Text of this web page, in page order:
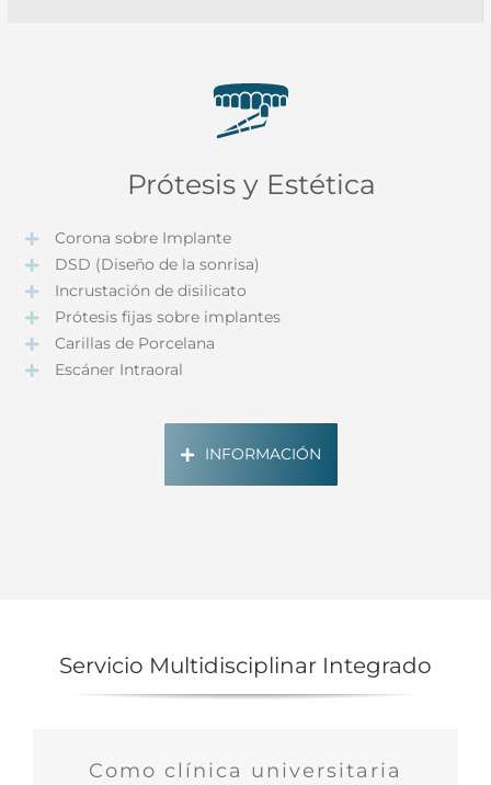
Prótesis y Estética
Corona sobre Implante
DSD (Diseño de la sonrisa)
Incrustación de disilicato
Prótesis fijas sobre implantes
Carillas de Porcelana
Escáner Intraoral
INFORMACIÓN
Servicio Multidisciplinar Integrado
Como clínica universitaria